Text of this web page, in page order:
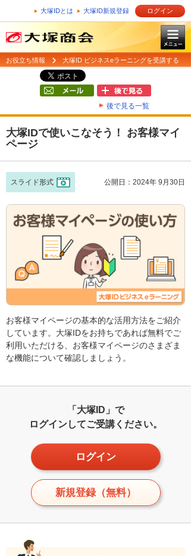
大塚IDとは 大塚ID新規登録 ログイン
お役立ち情報 大塚ID ビジネスeラーニングを受講する
後で見る一覧
大塚IDで使いこなそう！ お客様マイ
ページ
スライド形式 公開日：2024年 9月30日
お客様マイページの基本的な活用方法をご紹介
しています。大塚IDをお持ちであれば無料でご
利用いただける、お客様マイページのさまざま
な機能について確認しましょう。
「大塚ID」で
ログインしてご受講ください。
ログイン
新規登録（無料）